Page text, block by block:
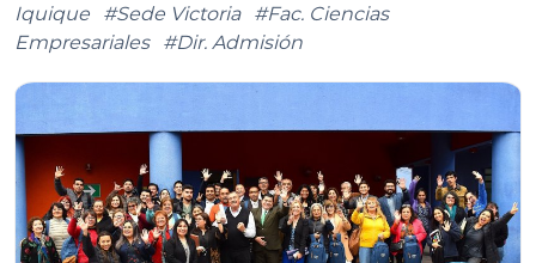
Iquique
#Sede Victoria
#Fac. Ciencias
Empresariales
#Dir. Admisión